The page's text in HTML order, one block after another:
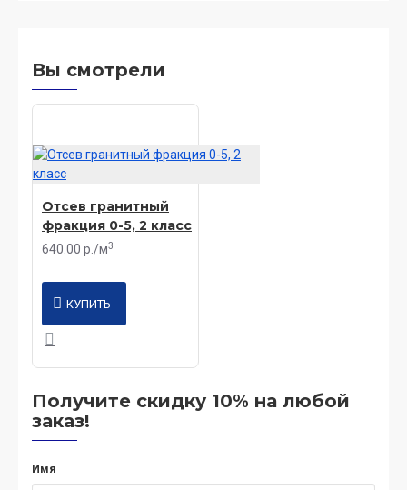
Вы смотрели
Отсев гранитный
фракция 0-5, 2 класс
640.00 р./м3
КУПИТЬ
Получите скидку 10% на любой
заказ!
Имя